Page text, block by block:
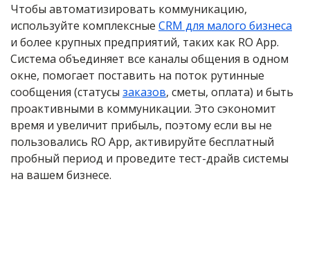
Чтобы автоматизировать коммуникацию,
используйте комплексные CRM для малого бизнеса
и более крупных предприятий, таких как RO App.
Система объединяет все каналы общения в одном
окне, помогает поставить на поток рутинные
сообщения (статусы заказов, сметы, оплата) и быть
проактивными в коммуникации. Это сэкономит
время и увеличит прибыль, поэтому если вы не
пользовались RO App, активируйте бесплатный
пробный период и проведите тест-драйв системы
на вашем бизнесе.